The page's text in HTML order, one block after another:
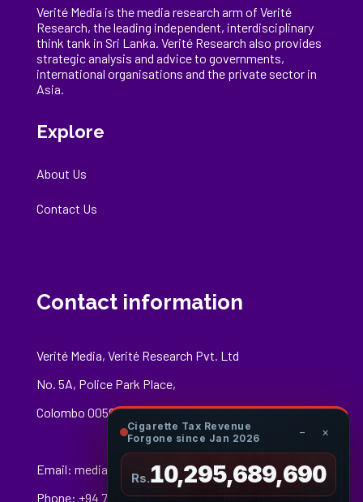
Verité Media is the media research arm of Verité
Research, theleading independent, interdisciplinary
think tank in Sri Lanka. Verité Research also provides
strategic analysis and advice to governments,
international organisations and the private sector in
Asia.
Explore
About Us
Contact Us
Contact information
Verité Media, Verité Research Pvt. Ltd
No. 5A, Police Park Place,
Colombo 00500
Email: media@veriteresearch.org
Phone: +94 76 148 8544
Cigarette Tax Revenue
Forgone since Jan 2026
− ×
Rs.10,295,689,854